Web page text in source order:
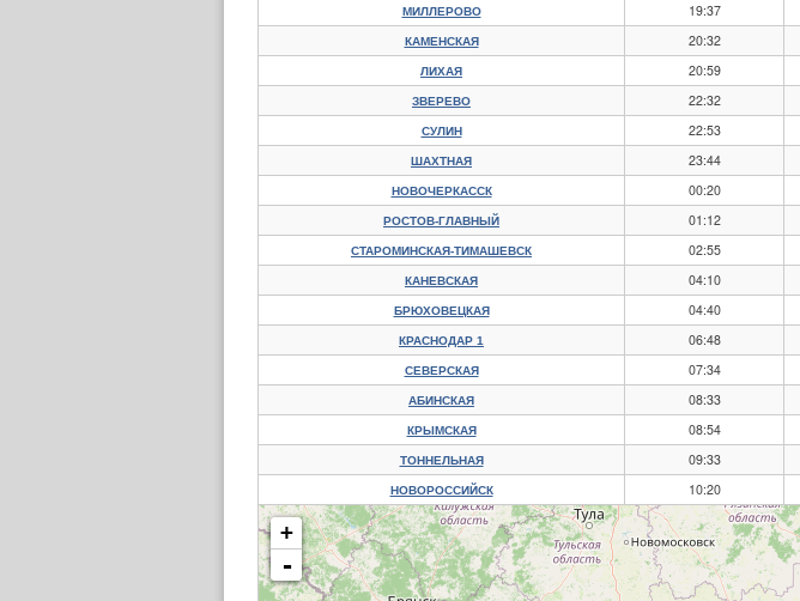
МИЛЛЕРОВО 19:37
КАМЕНСКАЯ 20:32
ЛИХАЯ 20:59
ЗВЕРЕВО 22:32
СУЛИН 22:53
ШАХТНАЯ 23:44
НОВОЧЕРКАССК 00:20
РОСТОВ-ГЛАВНЫЙ 01:12
СТАРОМИНСКАЯ-ТИМАШЕВСК 02:55
КАНЕВСКАЯ 04:10
БРЮХОВЕЦКАЯ 04:40
КРАСНОДАР 1 06:48
СЕВЕРСКАЯ 07:34
АБИНСКАЯ 08:33
КРЫМСКАЯ 08:54
ТОННЕЛЬНАЯ 09:33
НОВОРОССИЙСК 10:20
+
-